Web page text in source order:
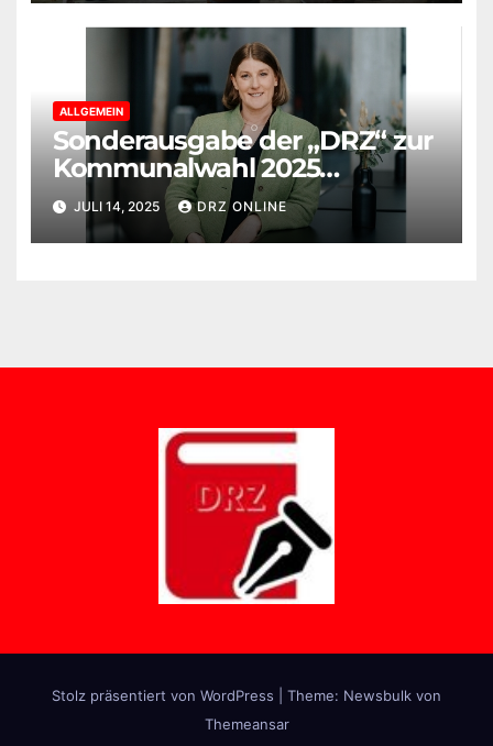
ALLGEMEIN
Sonderausgabe der „DRZ“ zur
Kommunalwahl 2025
erschienen
JULI 14, 2025 DRZ ONLINE
Stolz präsentiert von WordPress Theme: Newsbulk von
Themeansar